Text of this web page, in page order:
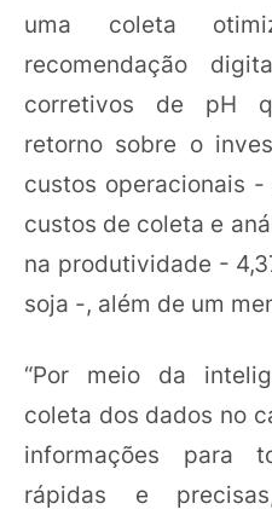
uma coleta
recomendação
corretivos de pH
retorno sobre o
custos operacionais
custos de coleta e
na produtividade -
soja -, além de um
“Por meio da
coleta dos dados no
informações para
rápidas e